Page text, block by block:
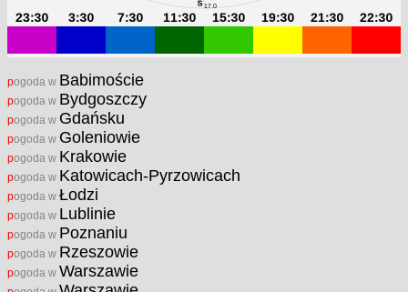
pogoda w Babimoście
pogoda w Bydgoszczy
pogoda w Gdańsku
pogoda w Goleniowie
pogoda w Krakowie
pogoda w Katowicach-Pyrzowicach
pogoda w Łodzi
pogoda w Lublinie
pogoda w Poznaniu
pogoda w Rzeszowie
pogoda w Warszawie